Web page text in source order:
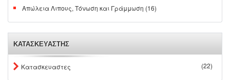
Απώλεια Λιπους, Τόνωση και Γράμμωση (16)
ΚΑΤΑΣΚΕΥΑΣΤΗΣ
Κατασκευαστες (22)